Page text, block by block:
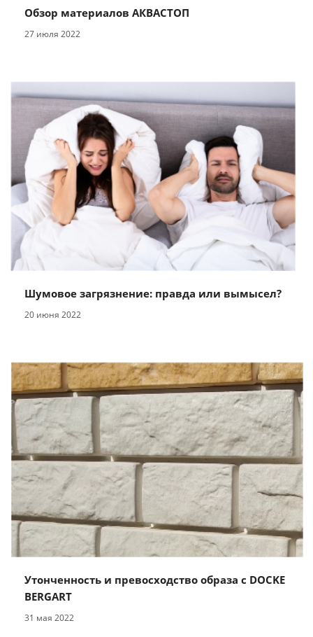
Обзор материалов АКВАСТОП
27 июля 2022
Шумовое загрязнение: правда или вымысел?
20 июня 2022
Утонченность и превосходство образа с DOCKE
BERGART
31 мая 2022